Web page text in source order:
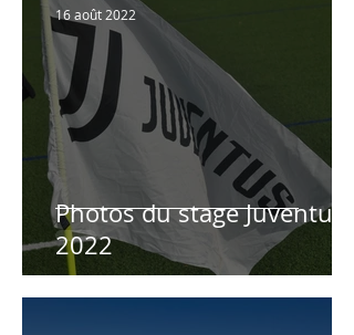
Photos du stage Juventus
2022
16 août 2022